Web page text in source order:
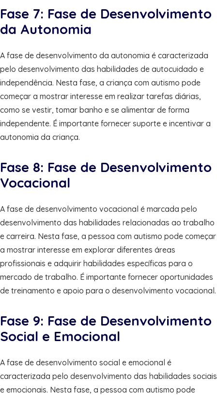
Fase 7: Fase de Desenvolvimento
da Autonomia
A fase de desenvolvimento da autonomia é caracterizada
pelo desenvolvimento das habilidades de autocuidado e
independência. Nesta fase, a criança com autismo pode
começar a mostrar interesse em realizar tarefas diárias,
como se vestir, tomar banho e se alimentar de forma
independente. É importante fornecer suporte e incentivar a
autonomia da criança.
Fase 8: Fase de Desenvolvimento
Vocacional
A fase de desenvolvimento vocacional é marcada pelo
desenvolvimento das habilidades relacionadas ao trabalho
e carreira. Nesta fase, a pessoa com autismo pode começar
a mostrar interesse em explorar diferentes áreas
profissionais e adquirir habilidades específicas para o
mercado de trabalho. É importante fornecer oportunidades
de treinamento e apoio para o desenvolvimento vocacional.
Fase 9: Fase de Desenvolvimento
Social e Emocional
A fase de desenvolvimento social e emocional é
caracterizada pelo desenvolvimento das habilidades sociais
e emocionais. Nesta fase, a pessoa com autismo pode